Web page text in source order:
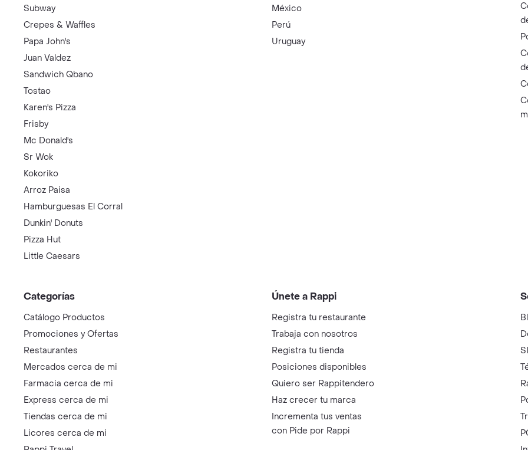
Subway
Crepes & Waffles
Papa John's
Juan Valdez
Sandwich Qbano
Tostao
Karen's Pizza
Frisby
Mc Donald's
Sr Wok
Kokoriko
Arroz Paisa
Hamburguesas El Corral
Dunkin' Donuts
Pizza Hut
Little Caesars
México
Perú
Uruguay
Categorías
Catálogo Productos
Promociones y Ofertas
Restaurantes
Mercados cerca de mi
Farmacia cerca de mi
Express cerca de mi
Tiendas cerca de mi
Licores cerca de mi
Únete a Rappi
Registra tu restaurante
Trabaja con nosotros
Registra tu tienda
Posiciones disponibles
Quiero ser Rappitendero
Haz crecer tu marca
Incrementa tus ventas
con Pide por Rappi